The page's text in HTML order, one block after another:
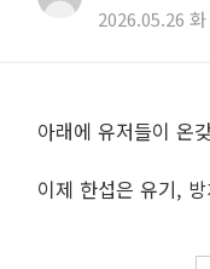
2026.05.26
아래에 유저들이 온
이제 한섭은 유기,